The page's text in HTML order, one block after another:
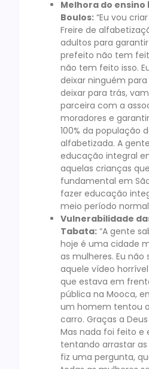
Melhora do ensino
Boulos: “Eu vou
Freire de
adultos para
prefeito não tem
não tem feito isso.
deixar ninguém
deixar para trás,
parceira com a
moradores e
100% da população
alfabetizada. A
educação integral
aquelas crianças
fundamental em
fazer educação
meio período
Vulnerabilidade
Tabata: “A gente
hoje é uma cidade
as mulheres. Eu não
aquele vídeo
que estava em
pública na Mooca,
um homem tentou
carro. Graças a
Mas nada foi feito e
tentando arrastar
fiz uma pergunta,